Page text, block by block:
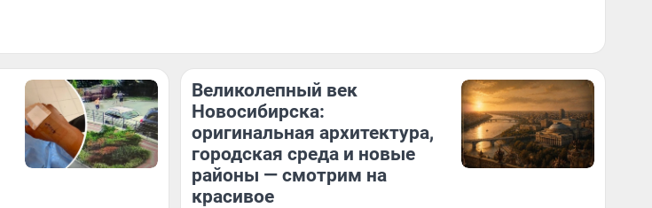
Великолепный век
Новосибирска:
оригинальная архитектура,
городская среда и новые
районы — смотрим на
красивое